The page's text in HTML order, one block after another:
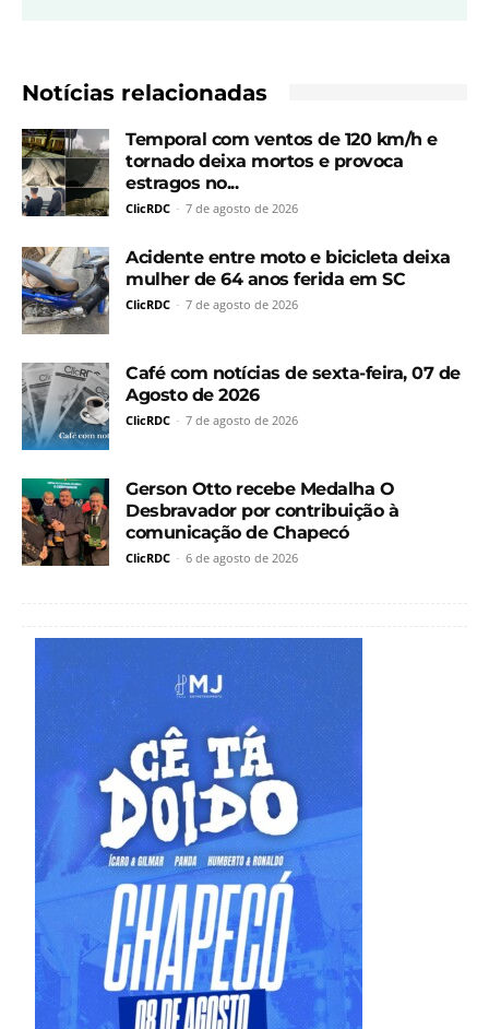
Notícias relacionadas
Temporal com ventos de 120 km/h e
tornado deixa mortos e provoca
estragos no...
ClicRDC - 7 de agosto de 2026
Acidente entre moto e bicicleta deixa
mulher de 64 anos ferida em SC
ClicRDC - 7 de agosto de 2026
Café com notícias de sexta-feira, 07 de
Agosto de 2026
ClicRDC - 7 de agosto de 2026
Gerson Otto recebe Medalha O
Desbravador por contribuição à
comunicação de Chapecó
ClicRDC - 6 de agosto de 2026